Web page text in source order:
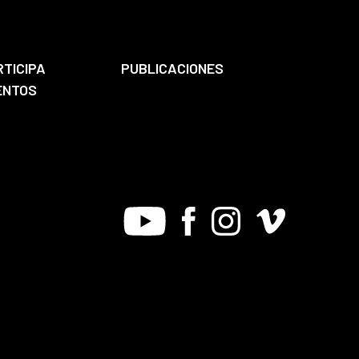
PUBLICACIONES
Youtube FacebookInstagram
Vimeo